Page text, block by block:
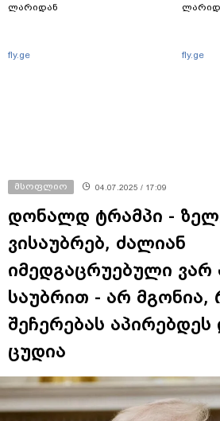
ლარიდან
fly.ge fly.ge
მსოფლიო 04.07.2025 / 17:09
დონალდ ტრამპი -
ვისაუბრებ, ძალიან
იმედგაცრუებული ვარ
საუბრით - არ მგონია,
შეჩერებას
ცუდია